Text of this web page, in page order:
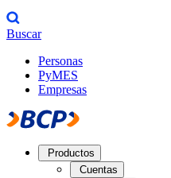
Buscar
Personas
PyMES
Empresas
Productos
Cuentas